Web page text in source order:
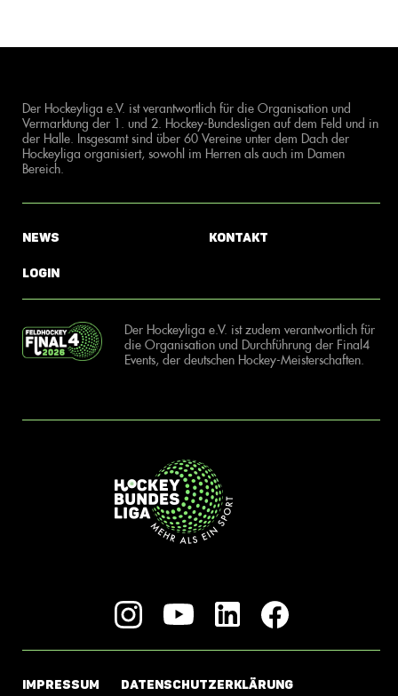
Der Hockeyliga e.V. ist verantwortlich für die Organisation und
Vermarktung der 1. und 2. Hockey-Bundesligen auf dem Feld und in
der Halle. Insgesamt sind über 60 Vereine unter dem Dach der
Hockeyliga organisiert, sowohl im Herren als auch im Damen
Bereich.
News
Login
Kontakt
Der Hockeyliga e.V. ist zudem verantwortlich für
die Organisation und Durchführung der Final4
Events, der deutschen Hockey-Meisterschaften.
IMPRESSUM DATENSCHUTZERKLÄRUNG